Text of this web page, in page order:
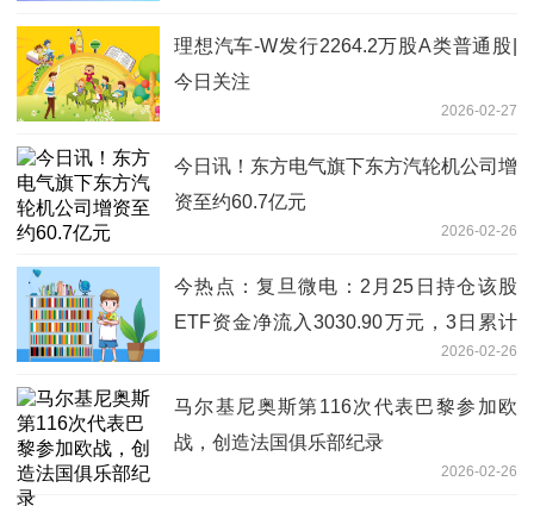
理想汽车-W发行2264.2万股A类普通股|
今日关注
2026-02-27
今日讯！东方电气旗下东方汽轮机公司增
资至约60.7亿元
2026-02-26
今热点：复旦微电：2月25日持仓该股
ETF资金净流入3030.90万元，3日累计
2026-02-26
马尔基尼奥斯第116次代表巴黎参加欧
战，创造法国俱乐部纪录
2026-02-26